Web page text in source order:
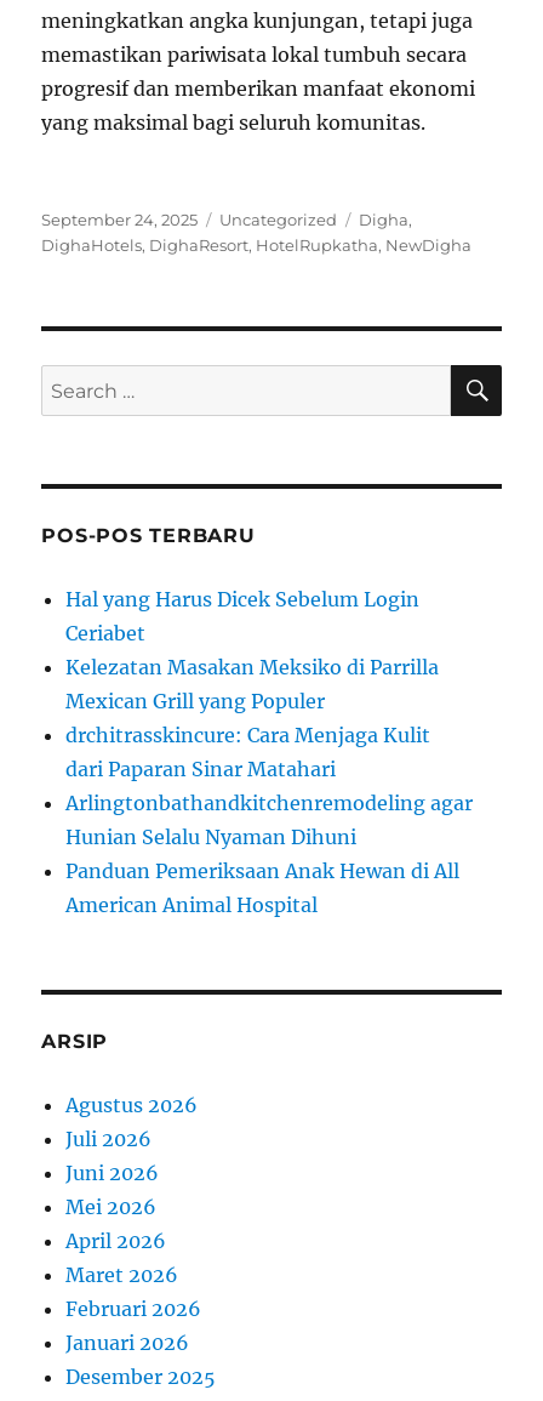
meningkatkan angka kunjungan, tetapi juga
memastikan pariwisata lokal tumbuh secara
progresif dan memberikan manfaat ekonomi
yang maksimal bagi seluruh komunitas.
Posted
on
September 24, 2025 Categories
Uncategorized Tags
Digha,
DighaHotels, DighaResort, HotelRupkatha, NewDigha
Search
for:
POS-POS TERBARU
Hal yang Harus Dicek Sebelum Login
Ceriabet
Kelezatan Masakan Meksiko di Parrilla
Mexican Grill yang Populer
drchitrasskincure: Cara Menjaga Kulit
dari Paparan Sinar Matahari
Arlingtonbathandkitchenremodeling agar
Hunian Selalu Nyaman Dihuni
Panduan Pemeriksaan Anak Hewan di All
American Animal Hospital
ARSIP
Agustus 2026
Juli 2026
Juni 2026
Mei 2026
April 2026
Maret 2026
Februari 2026
Januari 2026
Desember 2025